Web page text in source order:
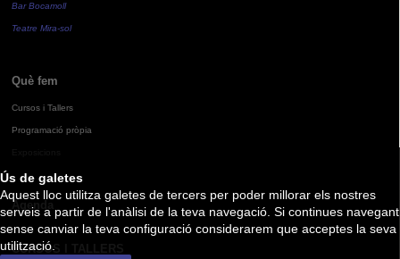
Ús de galetes
Aquest lloc utilitza galetes de tercers per poder millorar els nostres
serveis a partir de l'anàlisi de la teva navegació. Si continues navegant
sense canviar la teva configuració considerarem que acceptes la seva
utilització.
Bar Bocamoll
Teatre Mira-sol
Què fem
Cursos i Tallers
Programació pròpia
Agenda
CURSOS I TALLERS